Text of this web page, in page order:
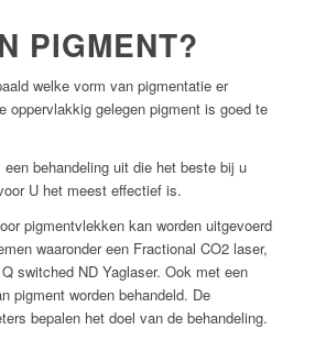
PIGMENT?
welke vorm van pigmentatie er
oppervlakkig gelegen pigment is goed te
behandeling uit die het beste bij u
U het meest effectief is.
pigmentvlekken kan worden uitgevoerd
waaronder een Fractional CO2 laser,
switched ND Yaglaser. Ook met een
pigment worden behandeld. De
bepalen het doel van de behandeling.